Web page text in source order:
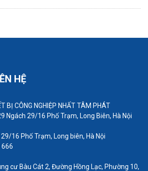
của bơm hóa chất
được ứng dụng trong nhiều
khác nhau, bao gồm:
sản xuất, chế biến
được sử dụng trong nhiều ứng
công nghiệp sản xuất, chế biến,
HỆ
BỊ CÔNG NGHIỆP NHẤT TÂM PHÁT
Ngách 29/16 Phố Trạm, Long Biên, Hà Nội
29/16 Phố Trạm, Long biên, Hà Nội
666
cư Bàu Cát 2, Đường Hồng Lạc, Phường 10,